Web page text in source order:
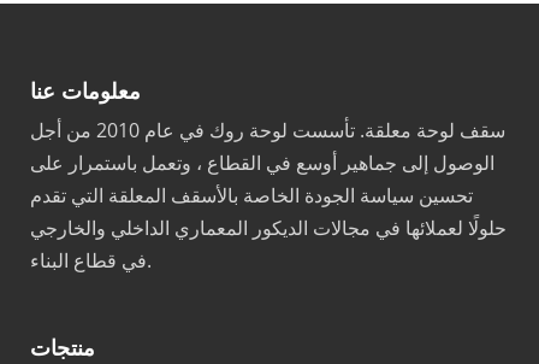
معلومات عنا
سقف لوحة معلقة. تأسست لوحة روك في عام 2010 من أجل
الوصول إلى جماهير أوسع في القطاع ، وتعمل باستمرار على
تحسين سياسة الجودة الخاصة بالأسقف المعلقة التي تقدم
حلولًا لعملائها في مجالات الديكور المعماري الداخلي والخارجي
في قطاع البناء.
منتجات